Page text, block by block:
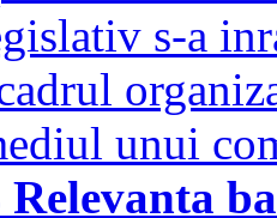
s-a
unui
Relevanta